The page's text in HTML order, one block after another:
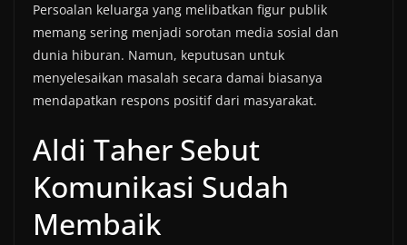
Persoalan keluarga yang melibatkan figur publik
memang sering menjadi sorotan media sosial dan
dunia hiburan. Namun, keputusan untuk
menyelesaikan masalah secara damai biasanya
mendapatkan respons positif dari masyarakat.
Aldi Taher Sebut
Komunikasi Sudah
Membaik